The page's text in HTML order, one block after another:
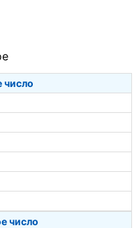
число
число